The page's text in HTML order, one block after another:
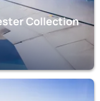
Collection